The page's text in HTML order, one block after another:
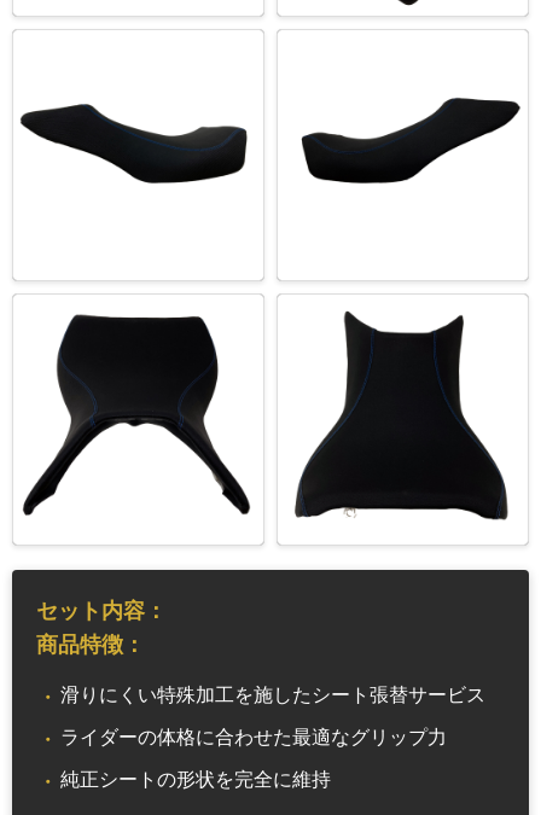
セット内容：
商品特徴：
滑りにくい特殊加工を施したシート張替サービス
ライダーの体格に合わせた最適なグリップ力
純正シートの形状を完全に維持